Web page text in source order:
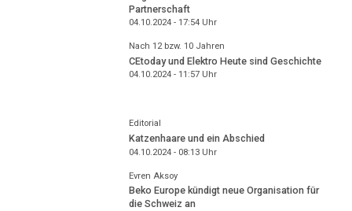
Partnerschaft
04.10.2024 - 17:54Uhr
Nach 12 bzw. 10 Jahren
CEtoday und Elektro Heute sind Geschichte
04.10.2024 - 11:57Uhr
Editorial
Katzenhaare und ein Abschied
04.10.2024 - 08:13Uhr
Evren Aksoy
Beko Europe kündigt neue Organisation für
die Schweiz an